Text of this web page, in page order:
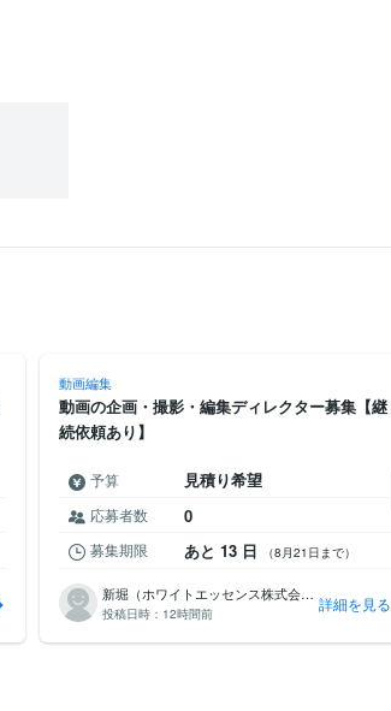
動画編集
動画の企画・撮影・編集ディレクター募集【継
続依頼あり】
予算 見積り希望
応募者数 0
募集期限 あと 13 日 （8月21日まで）
新堀（ホワイトエッセンス株式会社）
投稿日時： 12時間前 詳細を見る